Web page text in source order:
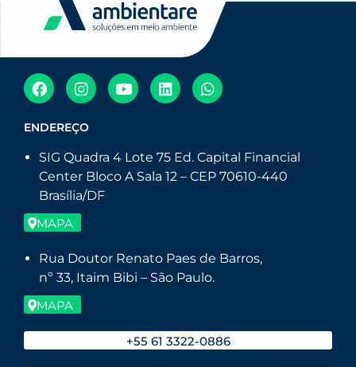
ENDEREÇO
SIG Quadra 4 Lote 75 Ed. Capital Financial
Center Bloco A Sala 12 – CEP 70610-440
Brasília/DF
MAPA
Rua Doutor Renato Paes de Barros,
nº 33, Itaim Bibi – São Paulo.
MAPA
+55 61 3322-0886